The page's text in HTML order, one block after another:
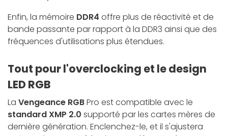
Enfin, la mémoire DDR4 offre plus de réactivité et de
bande passante par rapport à la DDR3 ainsi que des
fréquences d'utilisations plus étendues.
Tout pour l'overclocking et le design
LED RGB
La Vengeance RGBPro est compatible avec le
standard XMP 2.0 supporté par les cartes mères de
dernière génération. Enclenchez-le, et il s'ajustera